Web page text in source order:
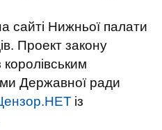
сайті Нижньої палати
Проект закону
королівським
Державної ради
із